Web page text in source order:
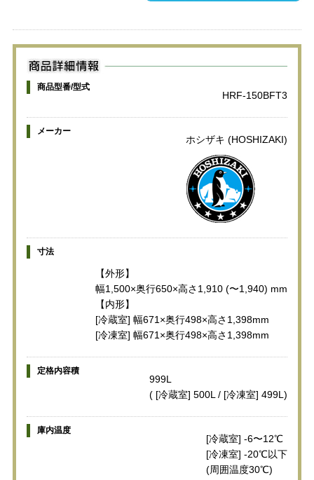
商品型番/型式
HRF-150BFT3
メーカー
ホシザキ (HOSHIZAKI)
寸法
【外形】
幅1,500×奥行650×高さ1,910 (〜1,940) mm
【内形】
[冷蔵室] 幅671×奥行498×高さ1,398mm
[冷凍室] 幅671×奥行498×高さ1,398mm
定格内容積
999L
( [冷蔵室] 500L / [冷凍室] 499L)
庫内温度
[冷蔵室] -6〜12℃
[冷凍室] -20℃以下
(周囲温度30℃)